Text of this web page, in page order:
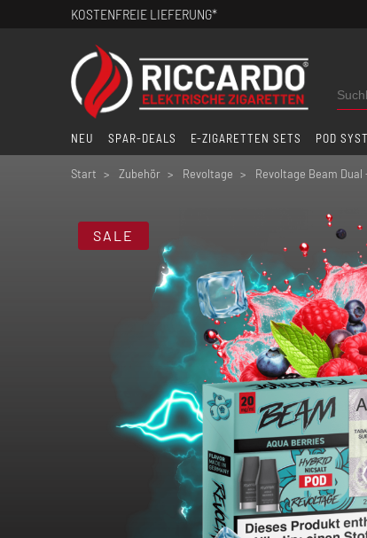
KOSTENFREIE LIEFERUNG*
NEU SPAR-DEALS E-ZIGARETTEN SETS POD
Start Zubehör Revoltage Revoltage Beam
SALE